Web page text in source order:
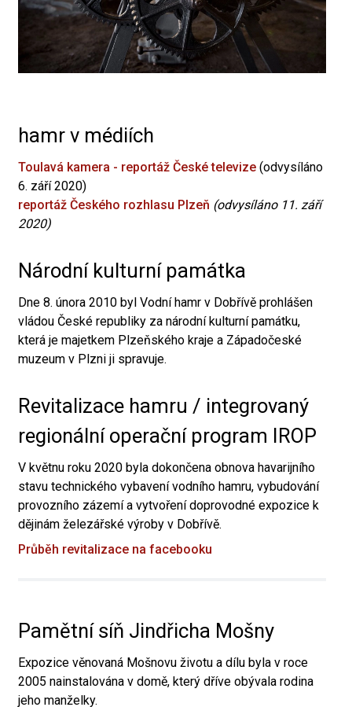
hamr v médiích
Toulavá kamera - reportáž České televize (odvysíláno
6. září 2020)
reportáž Českého rozhlasu Plzeň (odvysíláno 11. září
2020)
Národní kulturní památka
Dne 8. února 2010 byl Vodní hamr v Dobřívě prohlášen
vládou České republiky za národní kulturní památku,
která je majetkem Plzeňského kraje a Západočeské
muzeum v Plzni ji spravuje.
Revitalizace hamru / integrovaný
regionální operační program IROP
V květnu roku 2020 byla dokončena obnova havarijního
stavu technického vybavení vodního hamru, vybudování
provozního zázemí a vytvoření doprovodné expozice k
dějinám železářské výroby v Dobřívě.
Průběh revitalizace na facebooku
Pamětní síň Jindřicha Mošny
Expozice věnovaná Mošnovu životu a dílu byla v roce
2005 nainstalována v domě, který dříve obývala rodina
jeho manželky.